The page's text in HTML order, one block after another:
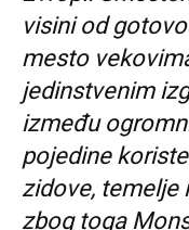
visini od
mesto
jedinstvenim
između
pojedine
zidove, temelje
zbog toga